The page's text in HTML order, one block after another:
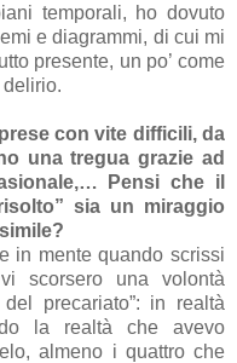
temporali, ho dovuto
e diagrammi, di cui mi
presente, un po’ come
con vite difficili, da
una tregua grazie ad
Pensi che il
sia un miraggio
in mente quando scrissi
scorsero una volontà
precariato”: in realtà
la realtà che avevo
almeno i quattro che